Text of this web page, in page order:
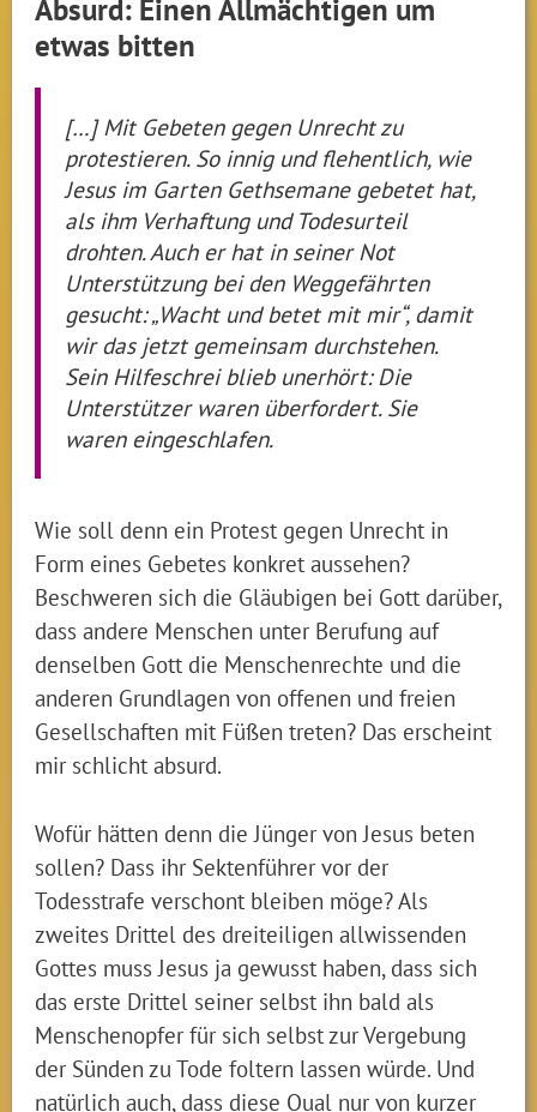
Absurd: Einen Allmächtigen um
etwas bitten
[…] Mit Gebeten gegen Unrecht zu
protestieren. So innig und flehentlich, wie
Jesus im Garten Gethsemane gebetet hat,
als ihm Verhaftung und Todesurteil
drohten. Auch er hat in seiner Not
Unterstützung bei den Weggefährten
gesucht: „Wacht und betet mit mir“, damit
wir das jetzt gemeinsam durchstehen.
Sein Hilfeschrei blieb unerhört: Die
Unterstützer waren überfordert. Sie
waren eingeschlafen.
Wie soll denn ein Protest gegen Unrecht in
Form eines Gebetes konkret aussehen?
Beschweren sich die Gläubigen bei Gott darüber,
dass andere Menschen unter Berufung auf
denselben Gott die Menschenrechte und die
anderen Grundlagen von offenen und freien
Gesellschaften mit Füßen treten? Das erscheint
mir schlicht absurd.
Wofür hätten denn die Jünger von Jesus beten
sollen? Dass ihr Sektenführer vor der
Todesstrafe verschont bleiben möge? Als
zweites Drittel des dreiteiligen allwissenden
Gottes muss Jesus ja gewusst haben, dass sich
das erste Drittel seiner selbst ihn bald als
Menschenopfer für sich selbst zur Vergebung
der Sünden zu Tode foltern lassen würde. Und
natürlich auch, dass diese Qual nur von kurzer